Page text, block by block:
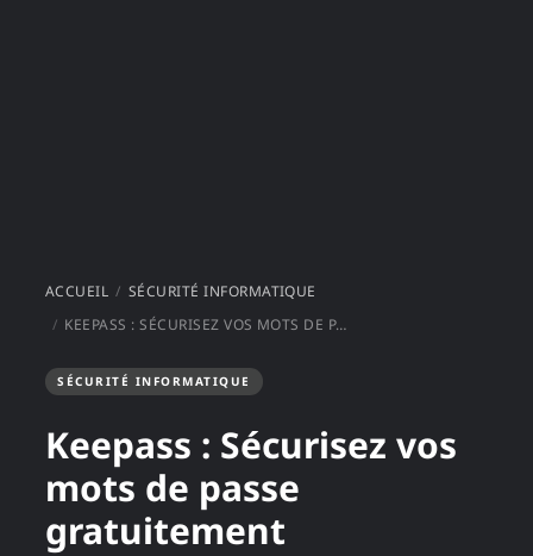
ACCUEIL
SÉCURITÉ INFORMATIQUE
KEEPASS : SÉCURISEZ VOS MOTS DE PASSE GRATUITEMENT
SÉCURITÉ INFORMATIQUE
Keepass : Sécurisez vos
mots de passe
gratuitement